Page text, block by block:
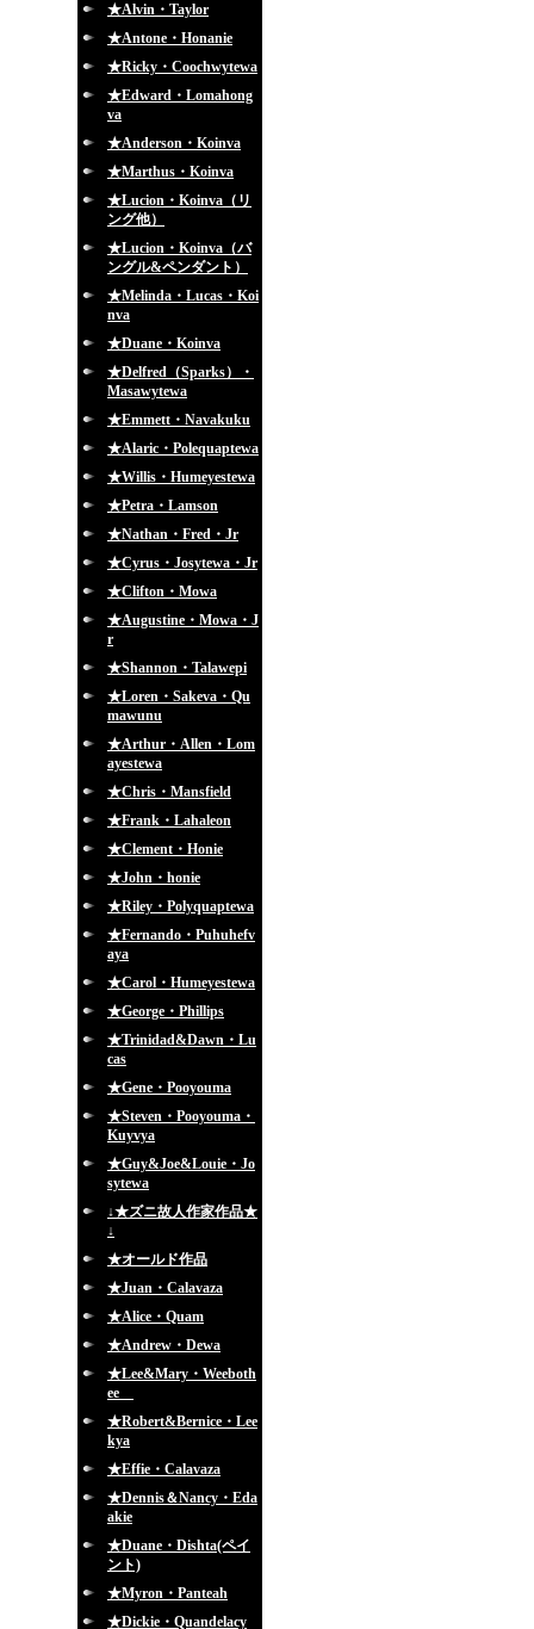
★Alvin・Taylor
★Antone・Honanie
★Ricky・Coochwytewa
★Edward・Lomahong
va
★Anderson・Koinva
★Marthus・Koinva
★Lucion・Koinva（リ
ング他）
★Lucion・Koinva（バ
ングル&ペンダント）
★Melinda・Lucas・Koi
nva
★Duane・Koinva
★Delfred（Sparks）・
Masawytewa
★Emmett・Navakuku
★Alaric・Polequaptewa
★Willis・Humeyestewa
★Petra・Lamson
★Nathan・Fred・Jr
★Cyrus・Josytewa・Jr
★Clifton・Mowa
★Augustine・Mowa・J
r
★Shannon・Talawepi
★Loren・Sakeva・Qu
mawunu
★Arthur・Allen・Lom
ayestewa
★Chris・Mansfield
★Frank・Lahaleon
★Clement・Honie
★John・honie
★Riley・Polyquaptewa
★Fernando・Puhuhefv
aya
★Carol・Humeyestewa
★George・Phillips
★Trinidad&Dawn・Lu
cas
★Gene・Pooyouma
★Steven・Pooyouma・
Kuyvya
★Guy&Joe&Louie・Jo
sytewa
↓★ズニ故人作家作品★
↓
★オールド作品
★Juan・Calavaza
★Alice・Quam
★Andrew・Dewa
★Lee&Mary・Weeboth
ee
★Robert&Bernice・Lee
kya
★Effie・Calavaza
★Dennis＆Nancy・Eda
akie
★Duane・Dishta(ペイ
ント)
★Myron・Panteah
★Dickie・Quandelacy